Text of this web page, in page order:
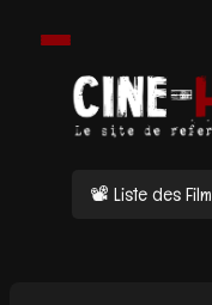
📽 Liste des